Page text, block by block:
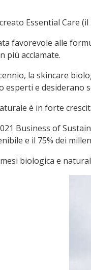
Essential Care
favorevole alle
più acclamate.
la skincare
esperti e
è in forte
Business of
e il 75% dei
biologica e